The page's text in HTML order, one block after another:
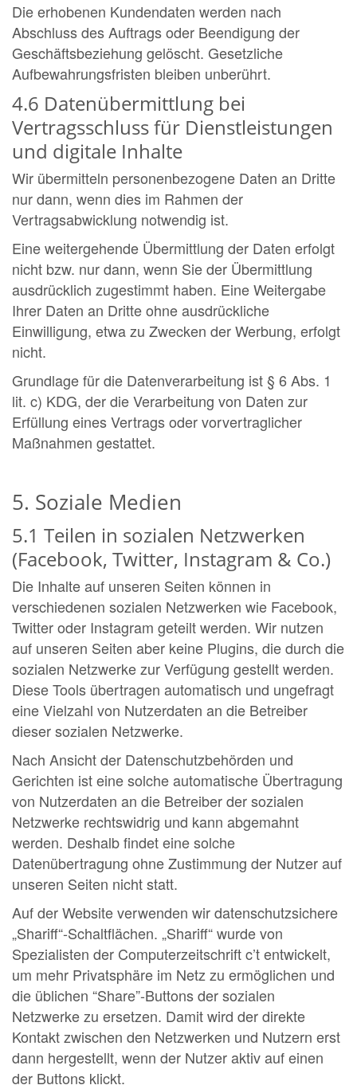
Die erhobenen Kundendaten werden nach
Abschluss des Auftrags oder Beendigung der
Geschäftsbeziehung gelöscht. Gesetzliche
Aufbewahrungsfristen bleiben unberührt.
4.6 Datenübermittlung bei
Vertragsschluss für Dienstleistungen
und digitale Inhalte
Wir übermitteln personenbezogene Daten an Dritte
nur dann, wenn dies im Rahmen der
Vertragsabwicklung notwendig ist.
Eine weitergehende Übermittlung der Daten erfolgt
nicht bzw. nur dann, wenn Sie der Übermittlung
ausdrücklich zugestimmt haben. Eine Weitergabe
Ihrer Daten an Dritte ohne ausdrückliche
Einwilligung, etwa zu Zwecken der Werbung, erfolgt
nicht.
Grundlage für die Datenverarbeitung ist § 6 Abs. 1
lit. c) KDG, der die Verarbeitung von Daten zur
Erfüllung eines Vertrags oder vorvertraglicher
Maßnahmen gestattet.
5. Soziale Medien
5.1 Teilen in sozialen Netzwerken
(Facebook, Twitter, Instagram & Co.)
Die Inhalte auf unseren Seiten können in
verschiedenen sozialen Netzwerken wie Facebook,
Twitter oder Instagram geteilt werden. Wir nutzen
auf unseren Seiten aber keine Plugins, die durch die
sozialen Netzwerke zur Verfügung gestellt werden.
Diese Tools übertragen automatisch und ungefragt
eine Vielzahl von Nutzerdaten an die Betreiber
dieser sozialen Netzwerke.
Nach Ansicht der Datenschutzbehörden und
Gerichten ist eine solche automatische Übertragung
von Nutzerdaten an die Betreiber der sozialen
Netzwerke rechtswidrig und kann abgemahnt
werden. Deshalb findet eine solche
Datenübertragung ohne Zustimmung der Nutzer auf
unseren Seiten nicht statt.
Auf der Website verwenden wir datenschutzsichere
„Shariff“-Schaltflächen. „Shariff“ wurde von
Spezialisten der Computerzeitschrift c’t entwickelt,
um mehr Privatsphäre im Netz zu ermöglichen und
die üblichen “Share”-Buttons der sozialen
Netzwerke zu ersetzen. Damit wird der direkte
Kontakt zwischen den Netzwerken und Nutzern erst
dann hergestellt, wenn der Nutzer aktiv auf einen
der Buttons klickt.